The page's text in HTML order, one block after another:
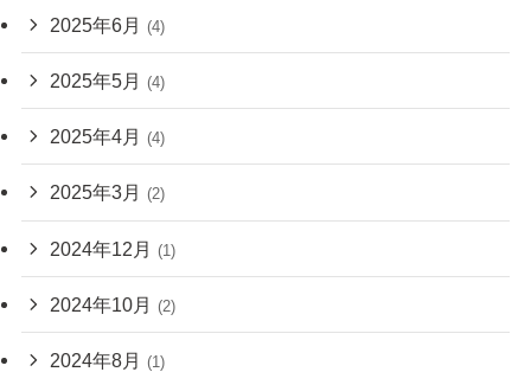
2025年6月 (4)
2025年5月 (4)
2025年4月 (4)
2025年3月 (2)
2024年12月 (1)
2024年10月 (2)
2024年8月 (1)